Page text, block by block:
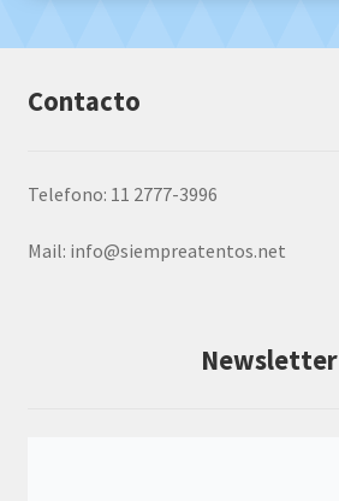
Contacto
Telefono: 11 2777-3996
Mail: info@siempreatentos.net
Newsletter